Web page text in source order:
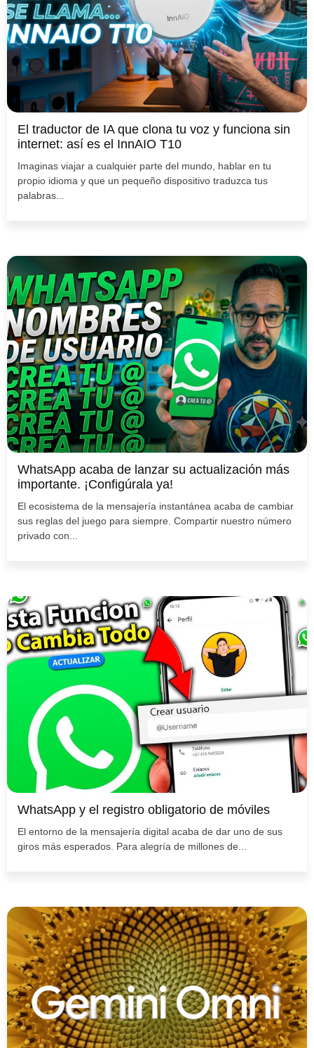
El traductor de IA que clona tu voz y funciona sin
internet: así es el InnAIO T10
Imaginas viajar a cualquier parte del mundo, hablar en tu
propio idioma y que un pequeño dispositivo traduzca tus
palabras...
WhatsApp acaba de lanzar su actualización más
importante. ¡Configúrala ya!
El ecosistema de la mensajería instantánea acaba de cambiar
sus reglas del juego para siempre. Compartir nuestro número
privado con...
WhatsApp y el registro obligatorio de móviles
El entorno de la mensajería digital acaba de dar uno de sus
giros más esperados. Para alegría de millones de...